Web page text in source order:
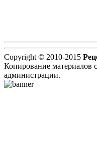
Copyright © 2010-2015
Копирование материалов
администрации.